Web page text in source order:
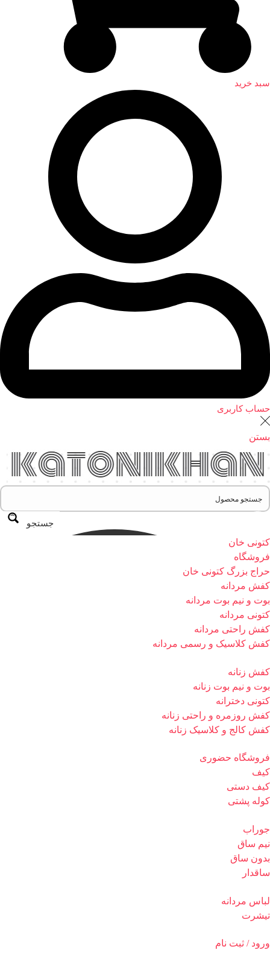
سبد خرید
حساب کاربری
بستن
جستجو
کتونی خان
فروشگاه
حراج بزرگ کتونی خان
کفش مردانه
بوت و نیم بوت مردانه
کتونی مردانه
کفش راحتی مردانه
کفش کلاسیک و رسمی مردانه
کفش زنانه
بوت و نیم بوت زنانه
کتونی دخترانه
کفش روزمره و راحتی زنانه
کفش کالج و کلاسیک زنانه
فروشگاه حضوری
کیف
کیف دستی
کوله پشتی
جوراب
نیم ساق
بدون ساق
ساقدار
لباس مردانه
تیشرت
ورود / ثبت نام